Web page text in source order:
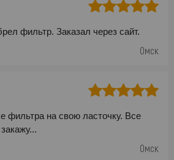
фильтр. Заказал через сайт.
Омск
фильтра на свою ласточку. Все
Омск